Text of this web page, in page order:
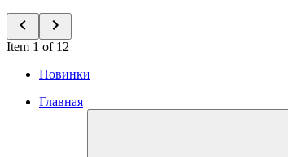
Item 1 of 12
Новинки
Главная